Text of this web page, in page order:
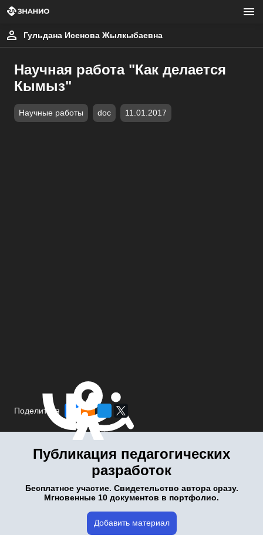
Гульдана Исенова Жылкыбаевна
Научная работа "Как делается
Кымыз"
Научные работы doc 11.01.2017
Поделиться
Публикация педагогических
разработок
Бесплатное участие. Свидетельство автора сразу.
Мгновенные 10 документов в портфолио.
Добавить материал